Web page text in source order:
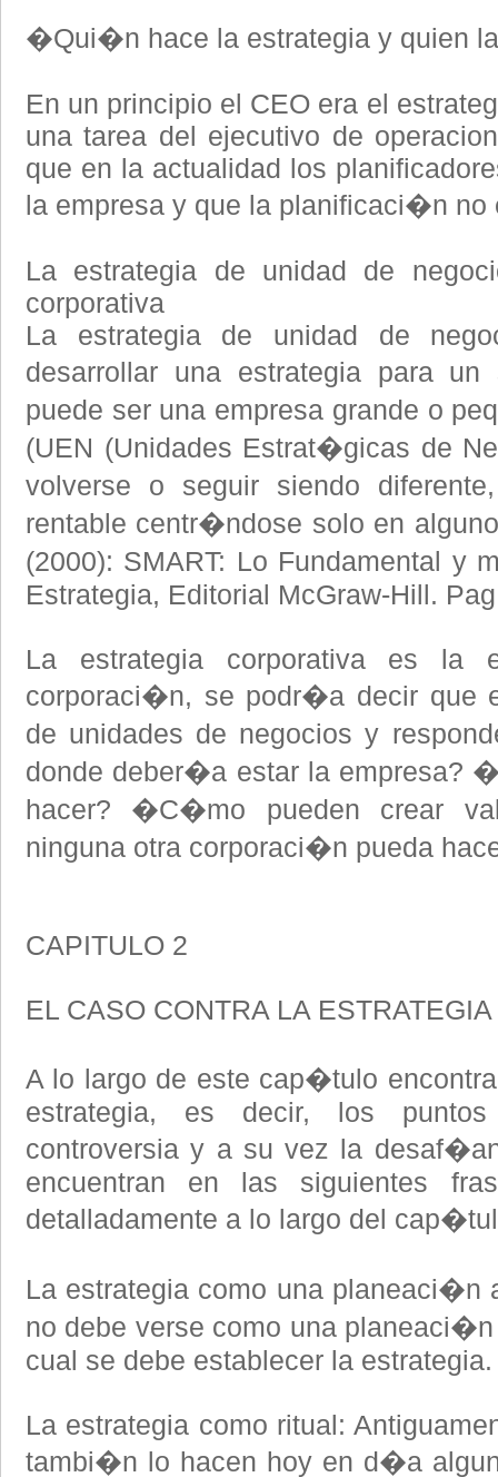
�Qui�n hace la estrategia y quien
En un principio el CEO era el
una tarea del ejecutivo de
que en la actualidad los
la empresa y que la planificaci�n no
La estrategia de unidad de
corporativa
La estrategia de unidad de
desarrollar una estrategia para
puede ser una empresa grande o
(UEN (Unidades Estrat�gicas de
volverse o seguir siendo
rentable centr�ndose solo en
(2000): SMART: Lo Fundamental y
Estrategia, Editorial McGraw-Hill.
La estrategia corporativa es la
corporaci�n, se podr�a decir que
de unidades de negocios y
donde deber�a estar la empresa?
hacer? �C�mo pueden crear
ninguna otra corporaci�n pueda
CAPITULO 2
EL CASO CONTRA LA ESTRATEGIA
A lo largo de este cap�tulo
estrategia, es decir, los
controversia y a su vez la
encuentran en las siguientes
detalladamente a lo largo del
La estrategia como una planeaci�n
no debe verse como una
cual se debe establecer la estrategia.
La estrategia como ritual:
tambi�n lo hacen hoy en d�a